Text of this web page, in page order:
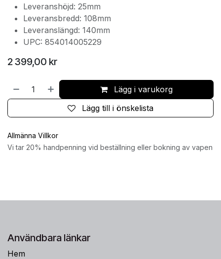
Leveranshöjd: 25mm
Leveransbredd: 108mm
Leveranslängd: 140mm
UPC: 854014005229
2 399,00 kr
Lägg i varukorg
Lägg till i önskelista
Allmänna Villkor
Vi tar 20% handpenning vid beställning eller bokning av vapen
Användbara länkar
Hem